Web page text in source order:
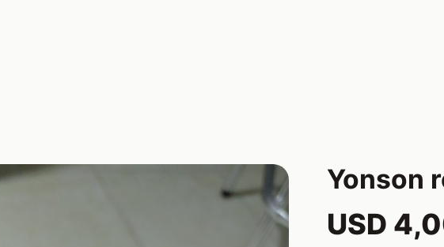
Yonson
USD